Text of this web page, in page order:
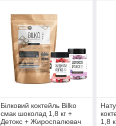
Білковий коктейль Bilko
смак шоколад 1,8 кг +
Детокс + Жироспалювач
1,8